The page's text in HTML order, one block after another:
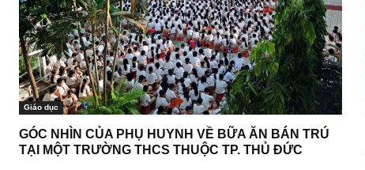
Giáo dục
GÓC NHÌN CỦA PHỤ HUYNH VỀ BỮA ĂN BÁN TRÚ
TẠI MỘT TRƯỜNG THCS THUỘC TP. THỦ ĐỨC